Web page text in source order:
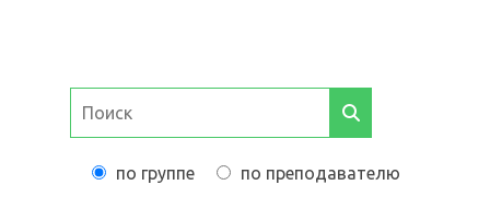
по группе по преподавателю